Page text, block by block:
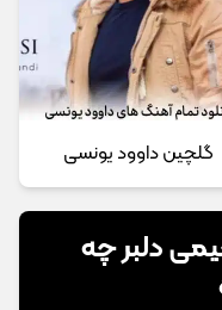
گلچین داوود یونسی
دلبر چه